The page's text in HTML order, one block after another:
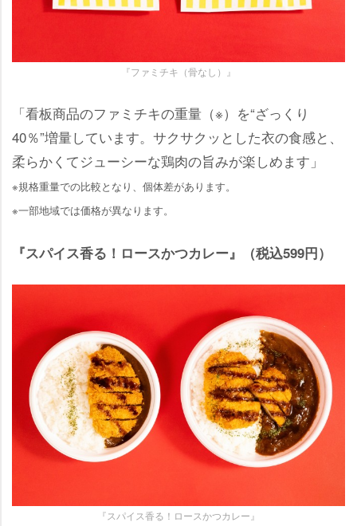
『ファミチキ（骨なし）』
「看板商品のファミチキの重量（※）を“ざっくり
40％”増量しています。サクサクッとした衣の食感と、
柔らかくてジューシーな鶏肉の旨みが楽しめます」
※規格重量での比較となり、個体差があります。
※一部地域では価格が異なります。
『スパイス香る！ロースかつカレー』（税込599円）
『スパイス香る！ロースかつカレー』